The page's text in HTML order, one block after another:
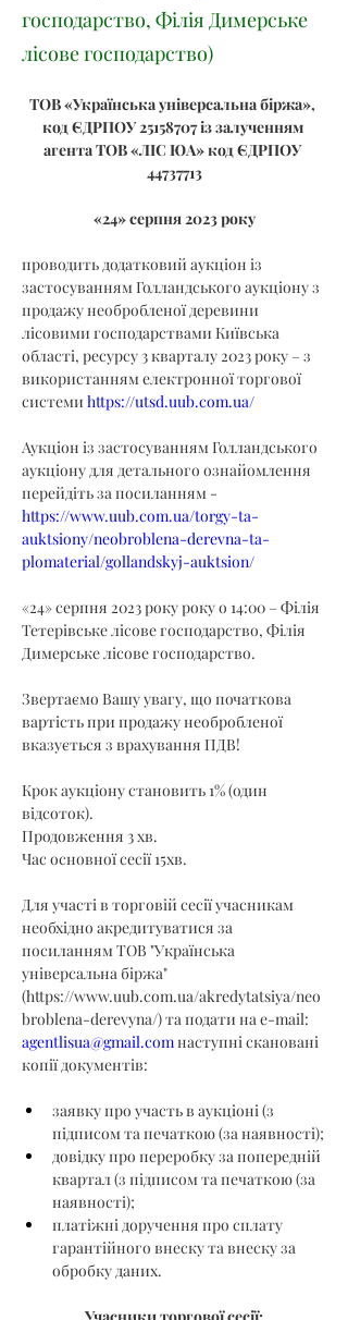
господарство, Філія Димерське
лісове господарство)
ТОВ «Українська універсальна біржа»,
код ЄДРПОУ 25158707 із залученням
агента ТОВ «ЛІС ЮА» код ЄДРПОУ
44737713
«24» серпня 2023 року
проводить додатковий аукціон із
застосуванням Голландського аукціону з
продажу необробленої деревини
лісовими господарствами Київська
області, ресурсу 3 кварталу 2023 року – з
використанням електронної торгової
системи https://utsd.uub.com.ua/
Аукціон із застосуванням Голландського
аукціону для детального ознайомлення
перейдіть за посиланням -
https://www.uub.com.ua/torgy-ta-
auktsiony/neobroblena-derevna-ta-
plomaterial/gollandskyj-auktsion/
«24» серпня 2023 року року о 14:00 – Філія
Тетерівське лісове господарство, Філія
Димерське лісове господарство.
Звертаємо Вашу увагу, що початкова
вартість при продажу необробленої
вказується з врахування ПДВ!
Крок аукціону становить 1% (один
відсоток).
Продовження 3 хв.
Час основної сесії 15хв.
Для участі в торговій сесії учасникам
необхідно акредитуватися за
посиланням ТОВ "Українська
універсальна біржа"
(https://www.uub.com.ua/akredytatsiya/neo
broblena-derevyna/) та подати на e-mail:
agentlisua@gmail.com наступні скановані
копії документів:
заявку про участь в аукціоні (з
підписом та печаткою (за наявності);
довідку про переробку за попередній
квартал (з підписом та печаткою (за
наявності);
платіжні доручення про сплату
гарантійного внеску та внеску за
обробку даних.